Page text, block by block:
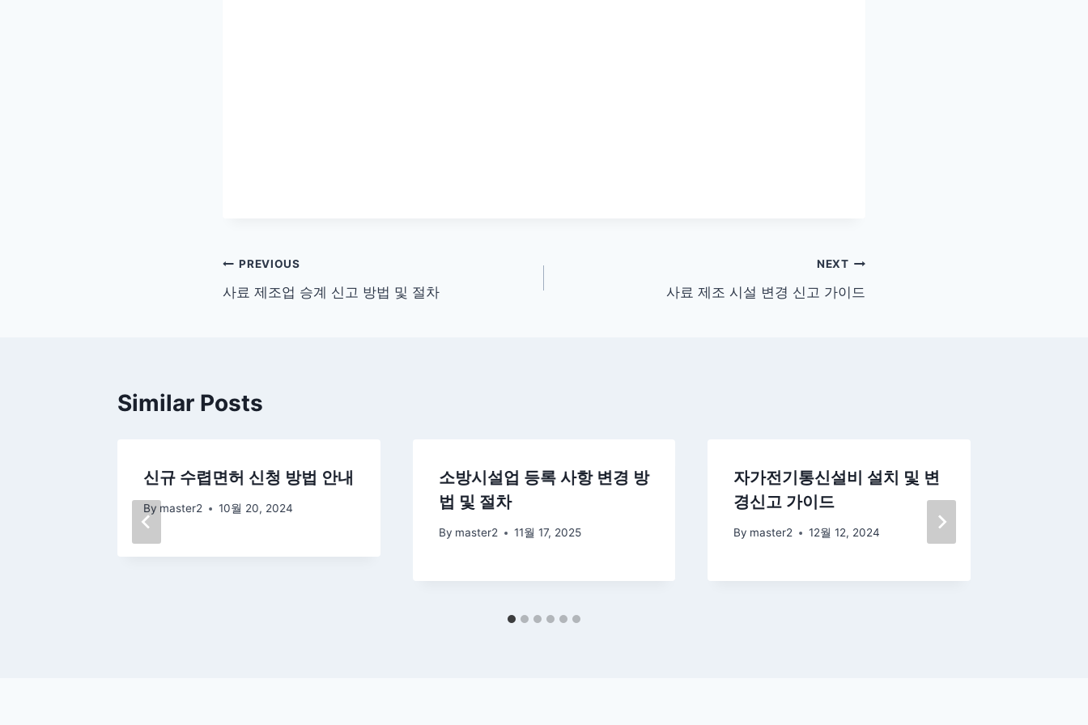
글
탐
PREVIOUS
사료 제조업 승계 신고 방법 및 절차
NEXT
사료 제조 시설 변경 신고 가이드
Similar Posts
신규 수렵면허 신청 방법 안내
By master2 10월 20, 2024
소방시설업 등록 사항 변경 방
법 및 절차
By master2 11월 17, 2025
자가전기통신설비 설치 및 변
경신고 가이드
By master2 12월 12, 2024